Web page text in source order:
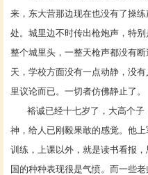
来，东大营那边现在也没有了操
处。城里边不时传出枪炮声，特
整个城里头，一整天枪声都没有
天，学校方面没有一点动静，没
里议论而已。一切者仿佛静止了。
裕诚已经十七岁了，大高个子
神，给人已刚毅果敢的感觉。他
训练，上课以外，就是读书看报
国的种种表现很是气愤。而一些